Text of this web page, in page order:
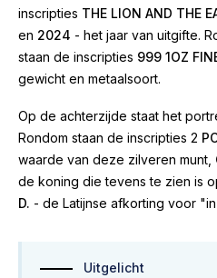
inscripties THE LION AND THE
en 2024 - het jaar van uitgifte.
staan de inscripties 999 1OZ
gewicht en metaalsoort.
Op de achterzijde staat het
Rondom staan de inscripties 2
waarde van deze zilveren munt,
de koning die tevens te zien is
D. - de Latijnse afkorting voor
Uitgelicht